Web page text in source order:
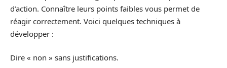
d’action. Connaître leurs points faibles vous permet de
réagir correctement. Voici quelques techniques à
développer :
Dire « non » sans justifications.